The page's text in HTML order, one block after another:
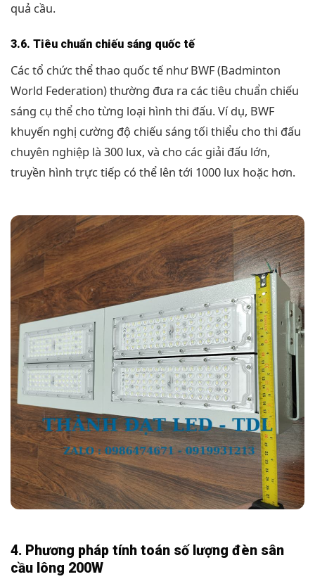
quả cầu.
3.6. Tiêu chuẩn chiếu sáng quốc tế
Các tổ chức thể thao quốc tế như BWF (Badminton
World Federation) thường đưa ra các tiêu chuẩn chiếu
sáng cụ thể cho từng loại hình thi đấu. Ví dụ, BWF
khuyến nghị cường độ chiếu sáng tối thiểu cho thi đấu
chuyên nghiệp là 300 lux, và cho các giải đấu lớn,
truyền hình trực tiếp có thể lên tới 1000 lux hoặc hơn.
4. Phương pháp tính toán số lượng đèn sân
cầu lông 200W